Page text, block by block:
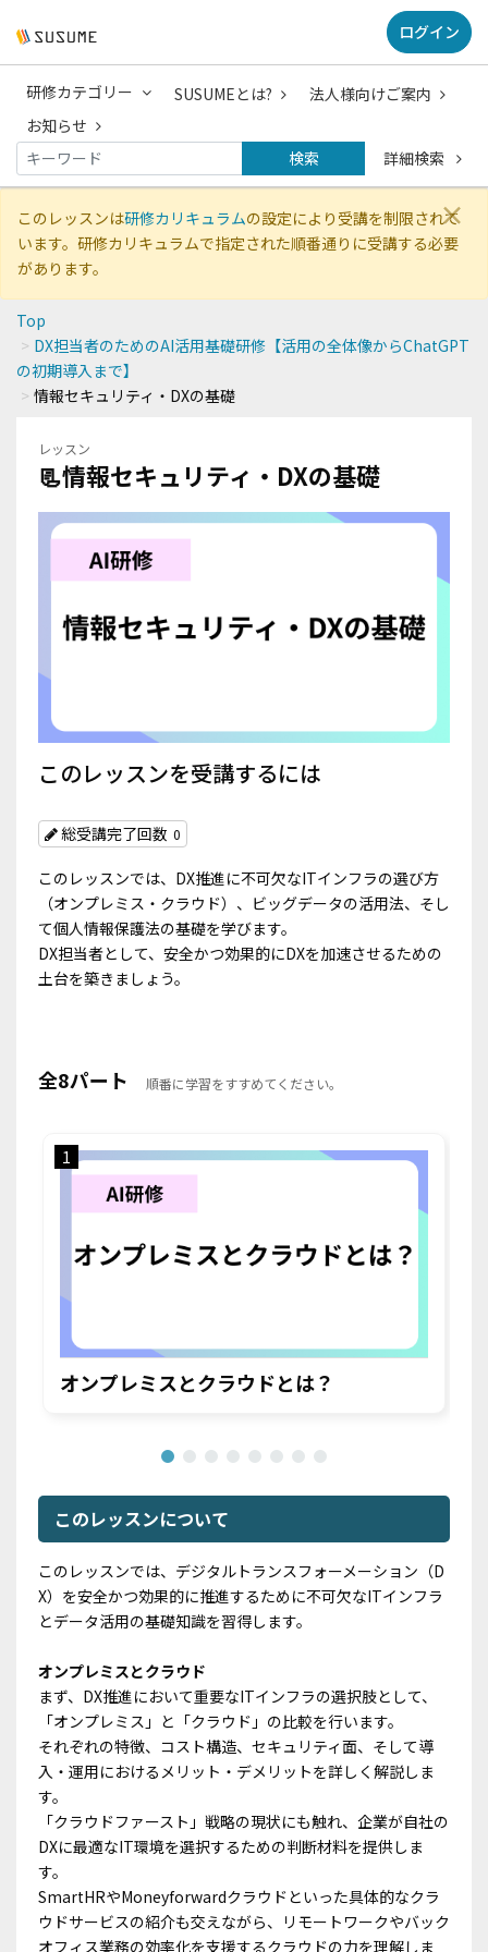
ログイン
研修カテゴリー SUSUMEとは?
法人様向けご案内
お知らせ
検索
詳細検索
×
このレッスンは研修カリキュラムの設定により受講を制限されて
います。研修カリキュラムで指定された順番通りに受講する必要
があります。
Top
DX担当者のためのAI活用基礎研修【活用の全体像からChatGPT
の初期導入まで】
情報セキュリティ・DXの基礎
レッスン
📃情報セキュリティ・DXの基礎
このレッスンを受講するには
総受講完了回数 0
このレッスンでは、DX推進に不可欠なITインフラの選び方
（オンプレミス・クラウド）、ビッグデータの活用法、そし
て個人情報保護法の基礎を学びます。
DX担当者として、安全かつ効果的にDXを加速させるための
土台を築きましょう。
全8パート 順番に学習をすすめてください。
1
オンプレミスとクラウドとは？
このレッスンについて
このレッスンでは、デジタルトランスフォーメーション（D
X）を安全かつ効果的に推進するために不可欠なITインフラ
とデータ活用の基礎知識を習得します。
オンプレミスとクラウド
まず、DX推進において重要なITインフラの選択肢として、
「オンプレミス」と「クラウド」の比較を行います。
それぞれの特徴、コスト構造、セキュリティ面、そして導
入・運用におけるメリット・デメリットを詳しく解説しま
す。
「クラウドファースト」戦略の現状にも触れ、企業が自社の
DXに最適なIT環境を選択するための判断材料を提供しま
す。
SmartHRやMoneyforwardクラウドといった具体的なクラ
ウドサービスの紹介も交えながら、リモートワークやバック
オフィス業務の効率化を支援するクラウドの力を理解しま